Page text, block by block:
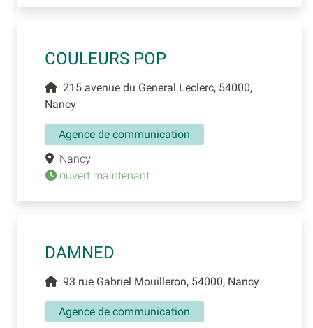
COULEURS POP
215 avenue du General Leclerc, 54000,
Nancy
Agence de communication
Nancy
ouvert maintenant
DAMNED
93 rue Gabriel Mouilleron, 54000, Nancy
Agence de communication